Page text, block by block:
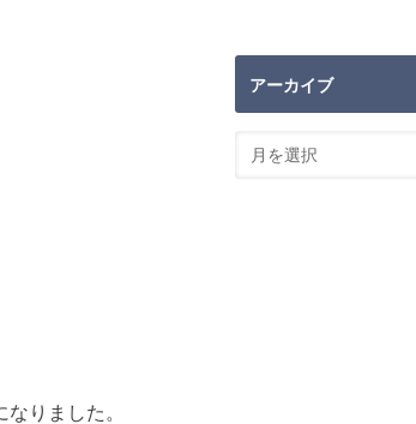
りました。
アーカイブ